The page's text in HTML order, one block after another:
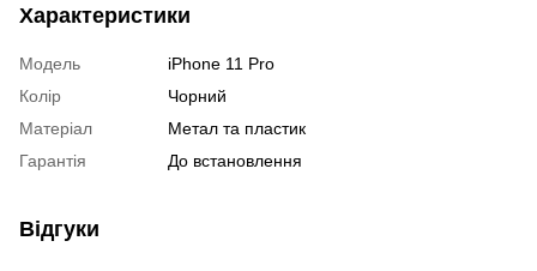
Характеристики
Модель
iPhone 11 Pro
Колір
Чорний
Матеріал
Метал та пластик
Гарантія
До встановлення
Відгуки